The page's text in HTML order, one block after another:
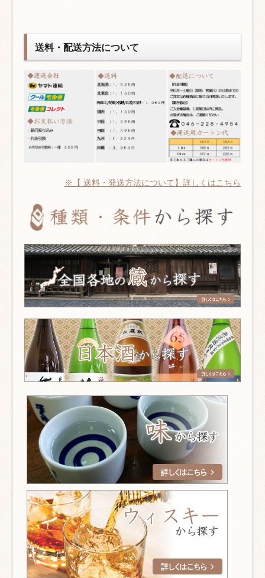
送料・配送方法について
※【 送料・発送方法について】詳しくはこちら